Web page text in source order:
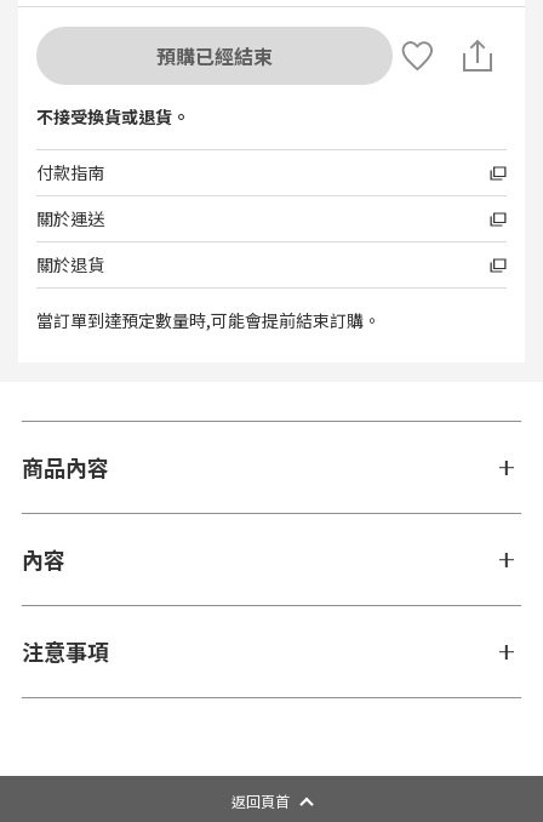
預購已經結束
不接受換貨或退貨。
付款指南
關於運送
關於退貨
當訂單到達預定數量時,可能會提前結束訂購。
商品內容
內容
注意事項
返回頁首